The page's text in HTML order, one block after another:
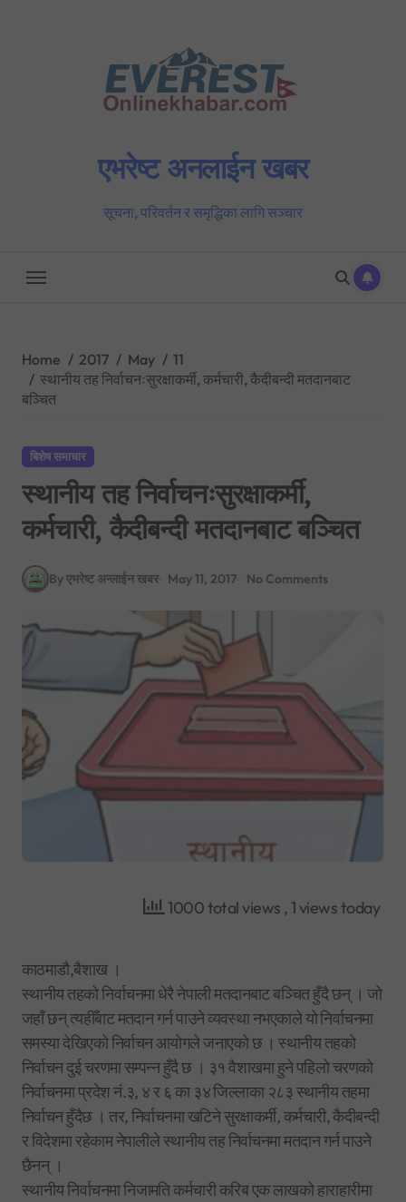
एभरेष्ट अनलाईन खबर
सूचना, परिवर्तन र समृद्धिका लागि सञ्चार
Home 2017 May
11
स्थानीय तह निर्वाचनःसुरक्षाकर्मी, कर्मचारी, कैदीबन्दी मतदानबाट
बञ्चित
बिशेष समाचार
स्थानीय तह निर्वाचनःसुरक्षाकर्मी,
कर्मचारी, कैदीबन्दी मतदानबाट बञ्चित
By एभरेष्ट अन्लाईन खबर May 11, 2017 No Comments
1000 total views , 1 views today
काठमाडौ,बैशाख ।
स्थानीय तहको निर्वाचनमा धेरै नेपाली मतदानबाट बञ्चित हुँदै छन् । जो
जहाँ छन् त्यहीँबाट मतदान गर्न पाउने व्यवस्था नभएकाले यो निर्वाचनमा
समस्या देखिएको निर्वाचन आयोगले जनाएको छ । स्थानीय तहको
निर्वाचन दुई चरणमा सम्पन्न हुँदै छ । ३१ वैशाखमा हुने पहिलो चरणको
निर्वाचनमा प्रदेश नं.३, ४ र ६ का ३४ जिल्लाका २८३ स्थानीय तहमा
निर्वाचन हुँदैछ । तर, निर्वाचनमा खटिने सुरक्षाकर्मी, कर्मचारी, कैदीबन्दी
र विदेशमा रहेकाम नेपालीले स्थानीय तह निर्वाचनमा मतदान गर्न पाउने
छैनन् ।
स्थानीय निर्वाचनमा निजामति कर्मचारी करिब एक लाखको हाराहारीमा